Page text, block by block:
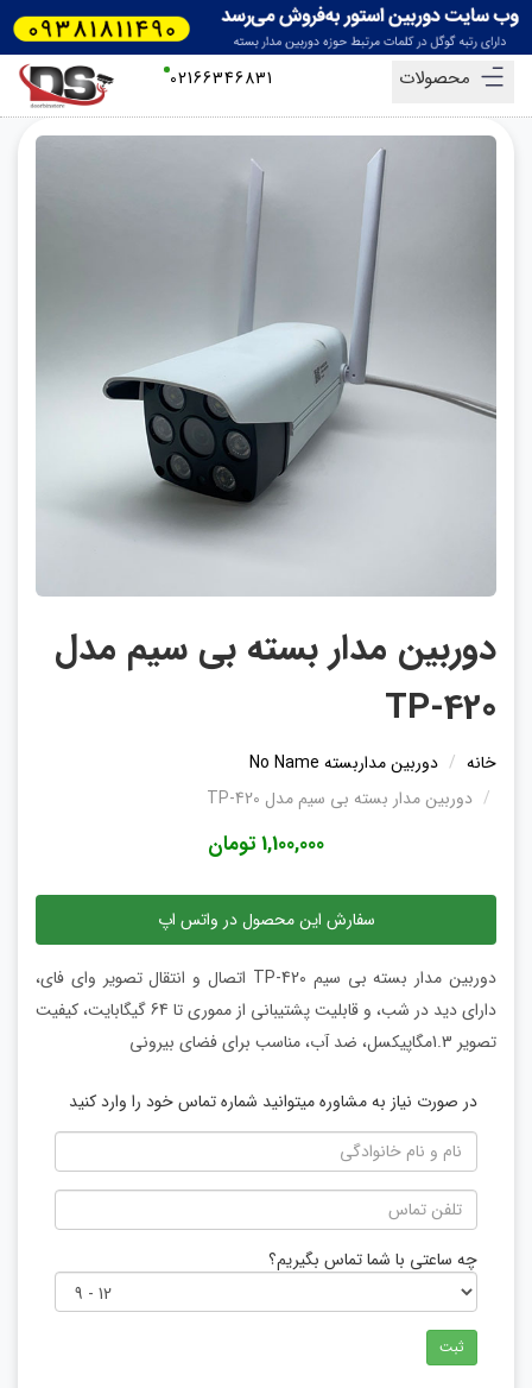
محصولات 02166346831
دوربین مدار بسته بی سیم مدل
TP-420
خانه
دوربین مداربسته No Name
دوربین مدار بسته بی سیم مدل TP-420
1,100,000 تومان
سفارش این محصول در واتس اپ
دوربین مدار بسته بی سیم TP-420 اتصال و انتقال تصویر وای فای،
دارای دید در شب، و قابلیت پشتیبانی از مموری تا 64 گیگابایت، کیفیت
تصویر 1.3مگاپیکسل، ضد آب، مناسب برای فضای بیرونی
در صورت نیاز به مشاوره میتوانید شماره تماس خود را وارد کنید
چه ساعتی با شما تماس بگیریم؟
ثبت